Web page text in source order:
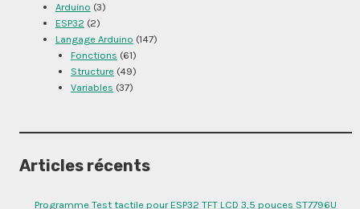
Arduino (3)
ESP32 (2)
Langage Arduino (147)
Fonctions (61)
Structure(49)
Variables (37)
Articles récents
Programme Test tactile pour ESP32 TFT LCD 3,5 pouces ST7796U